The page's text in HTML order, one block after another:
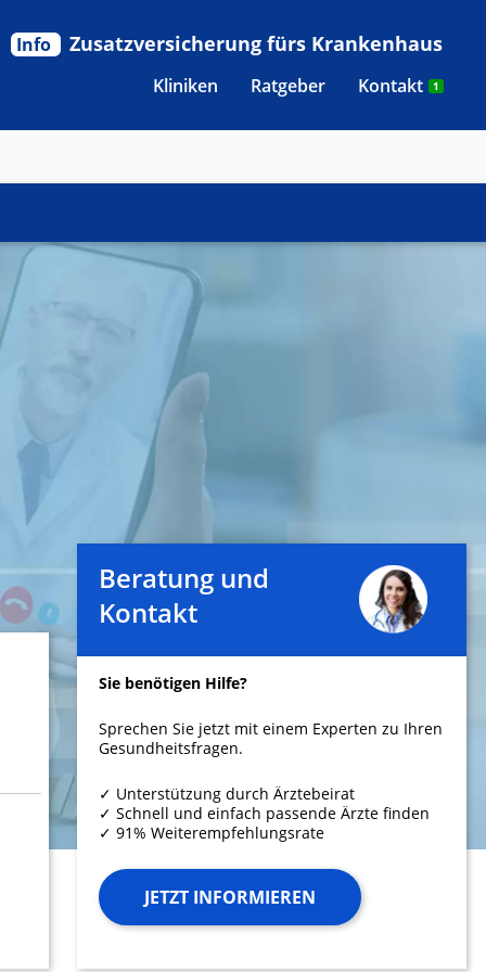
Kliniken Ratgeber Kontakt 1
Info Zusatzversicherung fürs Krankenhaus
Beratung und
Kontakt
Sie benötigen Hilfe?
Sprechen Sie jetzt mit einem Experten zu Ihren
Gesundheitsfragen.
✓ Unterstützung durch Ärztebeirat
✓ Schnell und einfach passende Ärzte finden
✓ 91% Weiterempfehlungsrate
JETZT INFORMIEREN